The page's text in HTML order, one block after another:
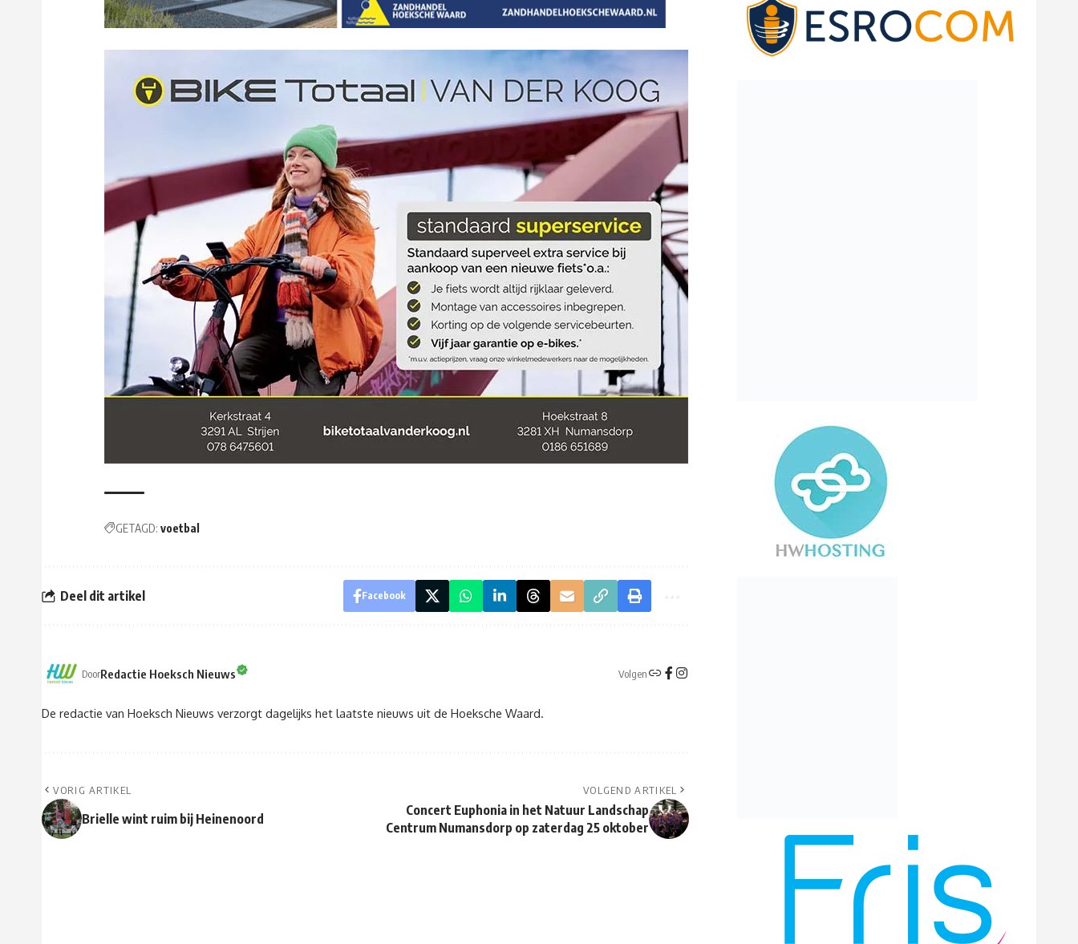
GETAGD: voetbal
Deel dit artikel Facebook
DoorRedactie Hoeksch Nieuws Volgen
De redactie van Hoeksch Nieuws verzorgt dagelijks het laatste nieuws uit de Hoeksche Waard.
VORIG ARTIKEL
Brielle wint ruim bij Heinenoord
VOLGEND ARTIKEL
Concert Euphonia in het Natuur Landschap
Centrum Numansdorp op zaterdag 25 oktober